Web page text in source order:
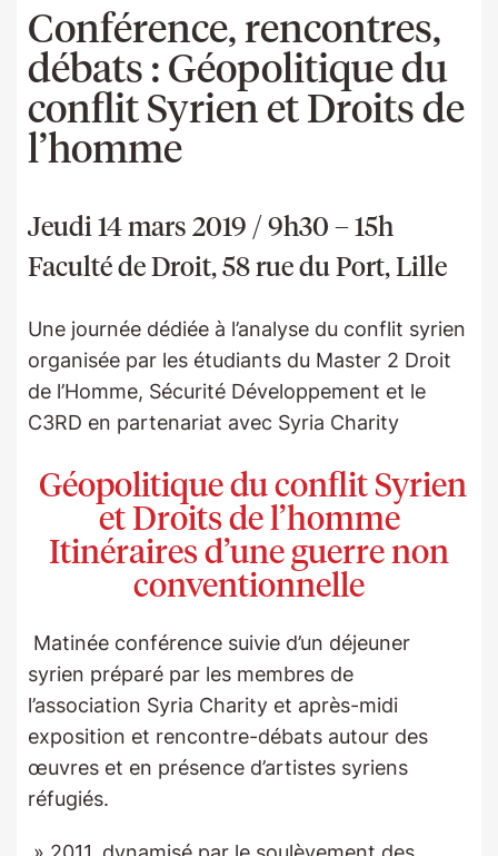
Conférence, rencontres,
débats : Géopolitique du
conflit Syrien et Droits de
l’homme
Jeudi 14 mars 2019 / 9h30 – 15h
Faculté de Droit, 58 rue du Port, Lille
Une journée dédiée à l’analyse du conflit syrien
organisée par les étudiants du Master 2 Droit
de l’Homme, Sécurité Développement et le
C3RD en partenariat avec Syria Charity
Géopolitique du conflit Syrien
et Droits de l’homme
Itinéraires d’une guerre non
conventionnelle
Matinée conférence suivie d’un déjeuner
syrien préparé par les membres de
l’association Syria Charity et après-midi
exposition et rencontre-débats autour des
œuvres et en présence d’artistes syriens
réfugiés.